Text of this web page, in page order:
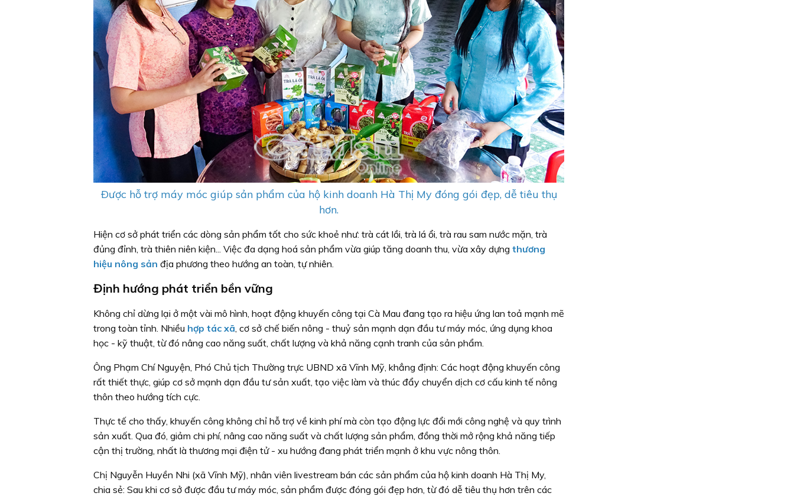
Ðược hỗ trợ máy móc giúp sản phẩm của hộ kinh doanh Hà Thị My đóng gói đẹp, dễ tiêu thụ
hơn.
Hiện cơ sở phát triển các dòng sản phẩm tốt cho sức khoẻ như: trà cát lồi, trà lá ổi, trà rau sam nước mặn, trà
đủng đỉnh, trà thiên niên kiện... Việc đa dạng hoá sản phẩm vừa giúp tăng doanh thu, vừa xây dựng thương
hiệu nông sản địa phương theo hướng an toàn, tự nhiên.
Định hướng phát triển bền vững
Không chỉ dừng lại ở một vài mô hình, hoạt động khuyến công tại Cà Mau đang tạo ra hiệu ứng lan toả mạnh mẽ
trong toàn tỉnh. Nhiều hợp tác xã , cơ sở chế biến nông - thuỷ sản mạnh dạn đầu tư máy móc, ứng dụng khoa
học - kỹ thuật, từ đó nâng cao năng suất, chất lượng và khả năng cạnh tranh của sản phẩm.
Ông Phạm Chí Nguyện, Phó Chủ tịch Thường trực UBND xã Vĩnh Mỹ, khẳng định: Các hoạt động khuyến công
rất thiết thực, giúp cơ sở mạnh dạn đầu tư sản xuất, tạo việc làm và thúc đẩy chuyển dịch cơ cấu kinh tế nông
thôn theo hướng tích cực.
Thực tế cho thấy, khuyến công không chỉ hỗ trợ về kinh phí mà còn tạo động lực đổi mới công nghệ và quy trình
sản xuất. Qua đó, giảm chi phí, nâng cao năng suất và chất lượng sản phẩm, đồng thời mở rộng khả năng tiếp
cận thị trường, nhất là thương mại điện tử - xu hướng đang phát triển mạnh ở khu vực nông thôn.
Chị Nguyễn Huyền Nhi (xã Vĩnh Mỹ), nhân viên livestream bán các sản phẩm của hộ kinh doanh Hà Thị My,
chia sẻ: Sau khi cơ sở được đầu tư máy móc, sản phẩm được đóng gói đẹp hơn, từ đó dễ tiêu thụ hơn trên các